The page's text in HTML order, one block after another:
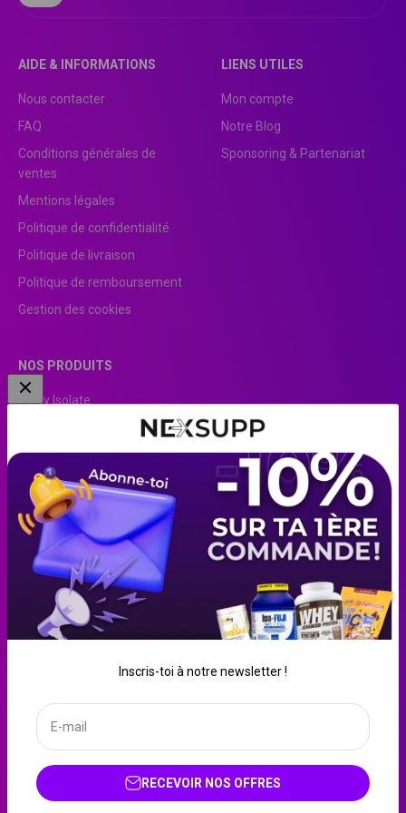
Inscris-toi à notre newsletter !
E-mail
RECEVOIR NOS OFFRES
AIDE & INFORMATIONS
Nous contacter
FAQ
Conditions générales de
ventes
Mentions légales
Politique de confidentialité
Politique de livraison
Politique de remboursement
Gestion des cookies
LIENS UTILES
Mon compte
Notre Blog
Sponsoring & Partenariat
NOS PRODUITS
Whey Isolate
EAA
Pre-Workout
Beurre de cacahuète
Blanc d’œuf liquide
Crème de riz
Créatine
Farine d'avoine
France (EUR €)